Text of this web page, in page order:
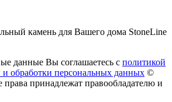
камень для Вашего дома StoneLine
данные Вы соглашаетесь с политикой
обработки персональных данных ©
права принадлежат правообладателю и